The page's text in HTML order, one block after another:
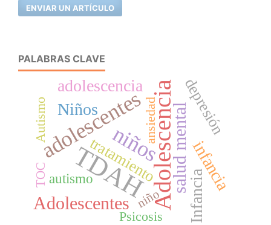
ENVIAR UN ARTÍCULO
PALABRAS CLAVE
TDAHAdolescencia
niños
adolescentes
Adolescentes
salud mental
Infancia
adolescencia
Niños
infancia
tratamiento
depresión
autismo
Autismo
Psicosis
ansiedad
TOC
niño